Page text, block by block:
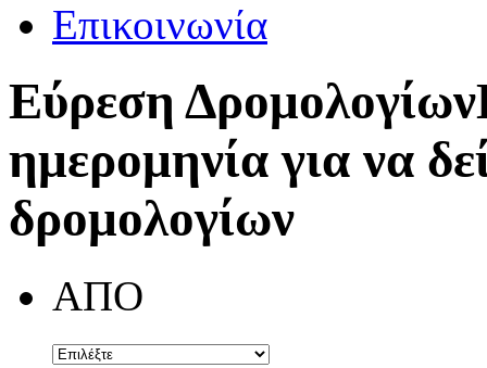
Επικοινωνία
Εύρεση Δρομολογίων
ημερομηνία για να
δρομολογίων
ΑΠΟ